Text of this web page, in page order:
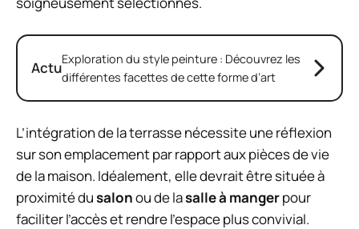
ActuExploration du style peinture : Découvrez les
différentes facettes de cette forme d’art
L’intégration de la terrasse nécessite une réflexion
sur son emplacement par rapport aux pièces de vie
de la maison. Idéalement, elle devrait être située à
proximité dusalonou de lasalle à mangerpour
faciliter l’accès et rendre l’espace plus convivial.